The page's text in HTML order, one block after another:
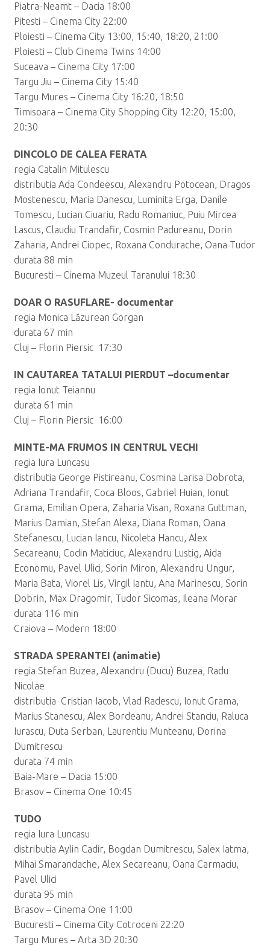
Piatra-Neamt – Dacia 18:00
Pitesti – Cinema City 22:00
Ploiesti – Cinema City 13:00, 15:40, 18:20, 21:00
Ploiesti – Club Cinema Twins 14:00
Suceava – Cinema City 17:00
Targu Jiu – Cinema City 15:40
Targu Mures – Cinema City 16:20, 18:50
Timisoara – Cinema City Shopping City 12:20, 15:00,
20:30
DINCOLO DE CALEA FERATA
regia Catalin Mitulescu
distributia Ada Condeescu, Alexandru Potocean, Dragos
Mostenescu, Maria Danescu, Luminita Erga, Danile
Tomescu, Lucian Ciuariu, Radu Romaniuc, Puiu Mircea
Lascus, Claudiu Trandafir, Cosmin Padureanu, Dorin
Zaharia, Andrei Ciopec, Roxana Condurache, Oana Tudor
durata 88 min
Bucuresti – Cinema Muzeul Taranului 18:30
DOAR O RASUFLARE- documentar
regia Monica Lăzurean Gorgan
durata 67 min
Cluj – Florin Piersic 17:30
IN CAUTAREA TATALUI PIERDUT –documentar
regia Ionut Teiannu
durata 61 min
Cluj – Florin Piersic 16:00
MINTE-MA FRUMOS IN CENTRUL VECHI
regia Iura Luncasu
distributia George Pistireanu, Cosmina Larisa Dobrota,
Adriana Trandafir, Coca Bloos, Gabriel Huian, Ionut
Grama, Emilian Opera, Zaharia Visan, Roxana Guttman,
Marius Damian, Stefan Alexa, Diana Roman, Oana
Stefanescu, Lucian Iancu, Nicoleta Hancu, Alex
Secareanu, Codin Maticiuc, Alexandru Lustig, Aida
Economu, Pavel Ulici, Sorin Miron, Alexandru Ungur,
Maria Bata, Viorel Lis, Virgil Iantu, Ana Marinescu, Sorin
Dobrin, Max Dragomir, Tudor Sicomas, Ileana Morar
durata 116 min
Craiova – Modern 18:00
STRADA SPERANTEI (animatie)
regia Stefan Buzea, Alexandru (Ducu) Buzea, Radu
Nicolae
distributia Cristian Iacob, Vlad Radescu, Ionut Grama,
Marius Stanescu, Alex Bordeanu, Andrei Stanciu, Raluca
Iurascu, Duta Serban, Laurentiu Munteanu, Dorina
Dumitrescu
durata 74 min
Baia-Mare – Dacia 15:00
Brasov – Cinema One 10:45
TUDO
regia Iura Luncasu
distributia Aylin Cadir, Bogdan Dumitrescu, Salex Iatma,
Mihai Smarandache, Alex Secareanu, Oana Carmaciu,
Pavel Ulici
durata 95 min
Brasov – Cinema One 11:00
Bucuresti – Cinema City Cotroceni 22:20
Targu Mures – Arta 3D 20:30